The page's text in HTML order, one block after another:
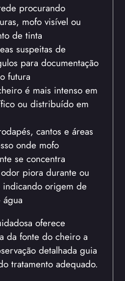
procurando
mofo visível ou
de tinta
suspeitas de
para documentação
futura
é mais intenso em
ou distribuído em
cantos e áreas
onde mofo
se concentra
piora durante ou
indicando origem de
oferece
da fonte do cheiro a
detalhada guia
tratamento adequado.